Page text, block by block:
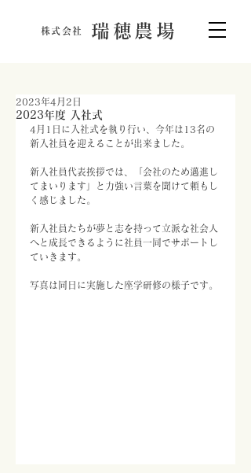
株式会社 瑞穂農場
2023年度 入社式
2023年4月2日
4月1日に入社式を執り行い、今年は13名の
新入社員を迎えることが出来ました。
新入社員代表挨拶では、「会社のため邁進し
てまいります」と力強い言葉を聞けて頼もし
く感じました。
新入社員たちが夢と志を持って立派な社会人
へと成長できるように社員一同でサポートし
ていきます。
写真は同日に実施した座学研修の様子です。